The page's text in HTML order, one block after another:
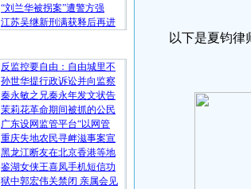
“刘兰华被拐案”遭警方强
江苏吴继新刑满获释后再进
反监控要自由：自由城里不
孙世华提行政诉讼并向监察
秦永敏之兄秦永年发文状告
茉莉花革命期间被抓的公民
广东设网监管平台“以网管
重庆失地农民寻衅滋事案宣
黑龙江断友在北京香港等地
鉴湖女侠王喜凤手机短信功
狱中郭宏伟关禁闭 亲属会见
以下是夏钧律